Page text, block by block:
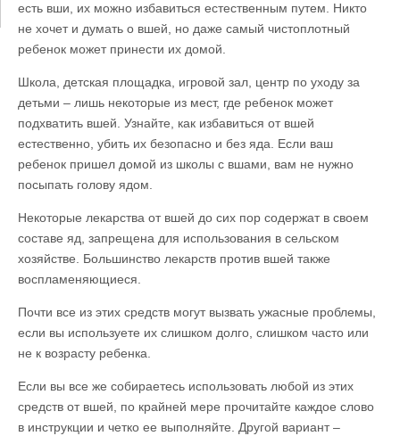
есть вши, их можно избавиться естественным путем. Никто
не хочет и думать о вшей, но даже самый чистоплотный
ребенок может принести их домой.
Школа, детская площадка, игровой зал, центр по уходу за
детьми – лишь некоторые из мест, где ребенок может
подхватить вшей. Узнайте, как избавиться от вшей
естественно, убить их безопасно и без яда. Если ваш
ребенок пришел домой из школы с вшами, вам не нужно
посыпать голову ядом.
Некоторые лекарства от вшей до сих пор содержат в своем
составе яд, запрещена для использования в сельском
хозяйстве. Большинство лекарств против вшей также
воспламеняющиеся.
Почти все из этих средств могут вызвать ужасные проблемы,
если вы используете их слишком долго, слишком часто или
не к возрасту ребенка.
Если вы все же собираетесь использовать любой из этих
средств от вшей, по крайней мере прочитайте каждое слово
в инструкции и четко ее выполняйте. Другой вариант –